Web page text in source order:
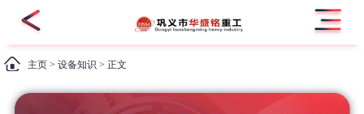
主页 >设备知识 > 正文